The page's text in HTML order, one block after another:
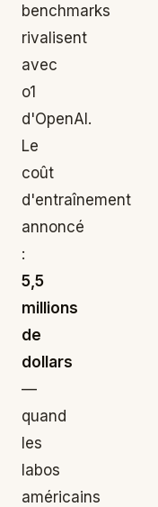
benchmarks
rivalisent
avec
o1
d'OpenAI.
Le
coût
d'entraînement
annoncé
:
5,5
millions
de
dollars
—
quand
les
labos
américains